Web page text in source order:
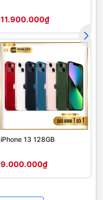
11.900.000₫
iPhone 13 128GB
9.000.000₫